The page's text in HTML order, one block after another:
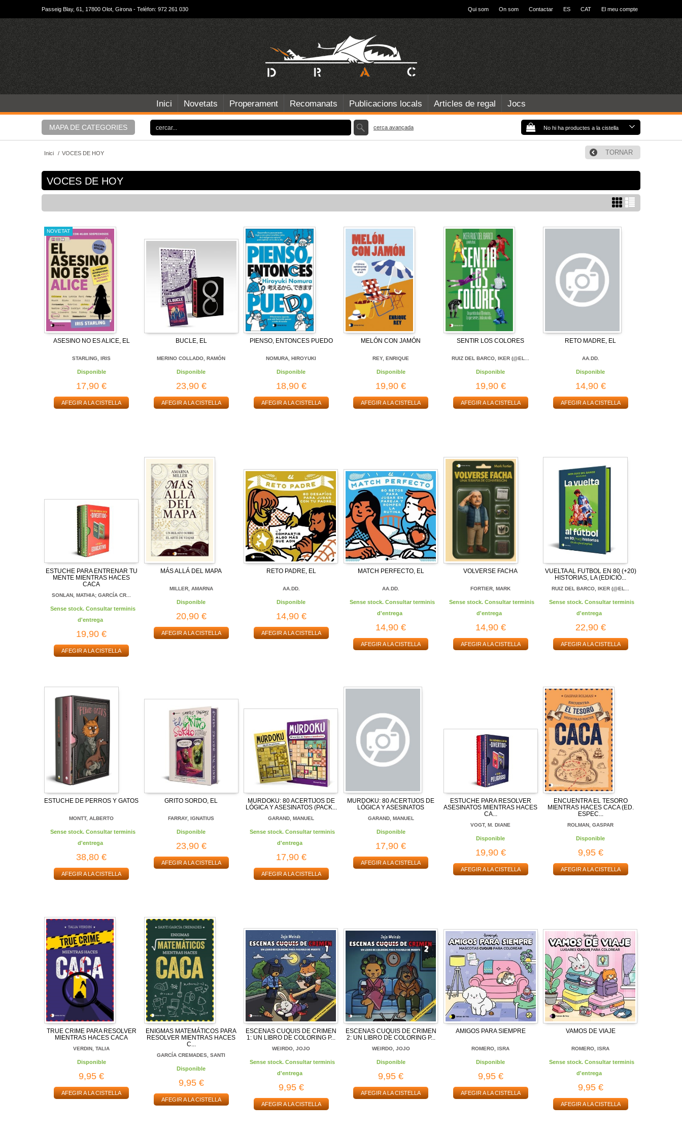
Passeig Blay, 61, 17800 Olot, Girona - Telèfon: 972 261 030 Qui som On som Contactar ES CAT El meu compte
Inici Novetats Properament Recomanats Publicacions locals Articles de regal Jocs
MAPA DE CATEGORIES No hi ha productes a la cistella
cerca avançada
Inici / VOCES DE HOY TORNAR
VOCES DE HOY
NOVETAT
ASESINO NO ES ALICE, EL
STARLING, IRIS
Disponible
17,90 €
AFEGIR A LA CISTELLA
BUCLE, EL
MERINO COLLADO, RAMÓN
Disponible
23,90 €
AFEGIR A LA CISTELLA
PIENSO, ENTONCES PUEDO
NOMURA, HIROYUKI
Disponible
18,90 €
AFEGIR A LA CISTELLA
MELÓN CON JAMÓN
REY, ENRIQUE
Disponible
19,90 €
AFEGIR A LA CISTELLA
SENTIR LOS COLORES
RUIZ DEL BARCO, IKER (@EL...
Disponible
19,90 €
AFEGIR A LA CISTELLA
RETO MADRE, EL
AA.DD.
Disponible
14,90 €
AFEGIR A LA CISTELLA
ESTUCHE PARA ENTRENAR TU
MENTE MIENTRAS HACES
CACA
SONLAN, MATHIA; GARCÍA CR...
Sense stock. Consultar terminis
d'entrega
19,90 €
AFEGIR A LA CISTELLA
MÁS ALLÁ DEL MAPA
MILLER, AMARNA
Disponible
20,90 €
AFEGIR A LA CISTELLA
RETO PADRE, EL
AA.DD.
Disponible
14,90 €
AFEGIR A LA CISTELLA
MATCH PERFECTO, EL
AA.DD.
Sense stock. Consultar terminis
d'entrega
14,90 €
AFEGIR A LA CISTELLA
VOLVERSE FACHA
FORTIER, MARK
Sense stock. Consultar terminis
d'entrega
14,90 €
AFEGIR A LA CISTELLA
VUELTA AL FUTBOL EN 80 (+20)
HISTORIAS, LA (EDICIÓ...
RUIZ DEL BARCO, IKER (@EL...
Sense stock. Consultar terminis
d'entrega
22,90 €
AFEGIR A LA CISTELLA
ESTUCHE DE PERROS Y GATOS
MONTT, ALBERTO
Sense stock. Consultar terminis
d'entrega
38,80 €
AFEGIR A LA CISTELLA
GRITO SORDO, EL
FARRAY, IGNATIUS
Disponible
23,90 €
AFEGIR A LA CISTELLA
MURDOKU: 80 ACERTIJOS DE
LÓGICA Y ASESINATOS (PACK...
GARAND, MANUEL
Sense stock. Consultar terminis
d'entrega
17,90 €
AFEGIR A LA CISTELLA
MURDOKU: 80 ACERTIJOS DE
LÓGICA Y ASESINATOS
GARAND, MANUEL
Disponible
17,90 €
AFEGIR A LA CISTELLA
ESTUCHE PARA RESOLVER
ASESINATOS MIENTRAS HACES
CA...
VOGT, M. DIANE
Disponible
19,90 €
AFEGIR A LA CISTELLA
ENCUENTRA EL TESORO
MIENTRAS HACES CACA (ED.
ESPEC...
ROLMAN, GASPAR
Disponible
9,95 €
AFEGIR A LA CISTELLA
TRUE CRIME PARA RESOLVER
MIENTRAS HACES CACA
VERDIN, TALIA
Disponible
9,95 €
AFEGIR A LA CISTELLA
ENIGMAS MATEMÁTICOS PARA
RESOLVER MIENTRAS HACES
C...
GARCÍA CREMADES, SANTI
Disponible
9,95 €
AFEGIR A LA CISTELLA
ESCENAS CUQUIS DE CRIMEN
1: UN LIBRO DE COLORING P...
WEIRDO, JOJO
Sense stock. Consultar terminis
d'entrega
9,95 €
AFEGIR A LA CISTELLA
ESCENAS CUQUIS DE CRIMEN
2: UN LIBRO DE COLORING P...
WEIRDO, JOJO
Disponible
9,95 €
AFEGIR A LA CISTELLA
AMIGOS PARA SIEMPRE
ROMERO, ISRA
Disponible
9,95 €
AFEGIR A LA CISTELLA
VAMOS DE VIAJE
ROMERO, ISRA
Sense stock. Consultar terminis
d'entrega
9,95 €
AFEGIR A LA CISTELLA